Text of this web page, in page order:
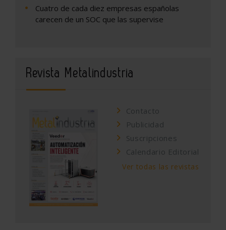
Cuatro de cada diez empresas españolas
carecen de un SOC que las supervise
Revista Metalindustria
Contacto
Publicidad
Suscripciones
Calendario Editorial
Ver todas las revistas